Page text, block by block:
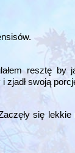
resztę
zjadł swoją
się